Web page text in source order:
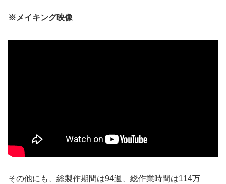
※メイキング映像
その他にも、総製作期間は94週、総作業時間は114万